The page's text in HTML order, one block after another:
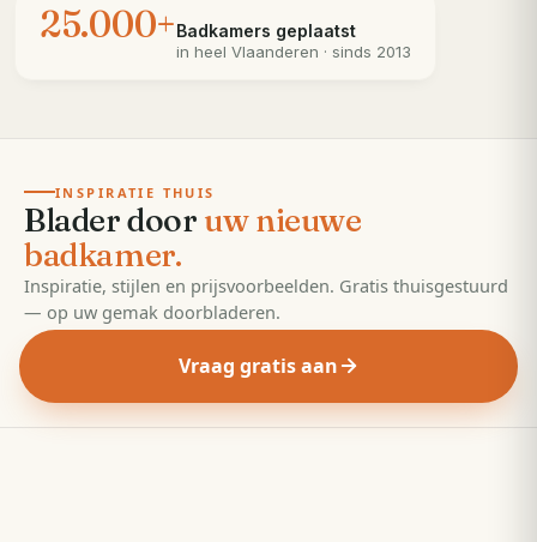
25.000+Badkamers geplaatst
in heel Vlaanderen · sinds 2013
EDITIE2026· 55 pagina's
INSPIRATIE THUIS
Blader door uw nieuwe
badkamer.
Inspiratie, stijlen en prijsvoorbeelden. Gratis thuisgestuurd
— op uw gemak doorbladeren.
Vraag gratis aan